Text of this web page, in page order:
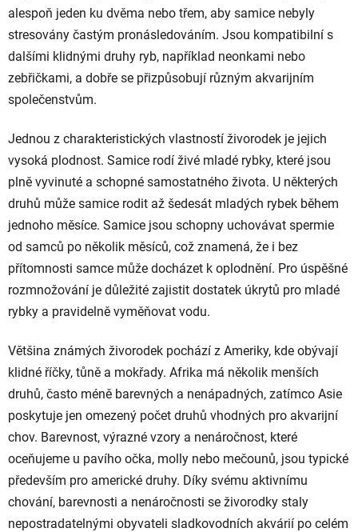
alespoň jeden ku dvěma nebo třem, aby samice nebyly
stresovány častým pronásledováním. Jsou kompatibilní s
dalšími klidnými druhy ryb, například neonkami nebo
zebřičkami, a dobře se přizpůsobují různým akvarijním
společenstvům.
Jednou z charakteristických vlastností živorodek je jejich
vysoká plodnost. Samice rodí živé mladé rybky, které jsou
plně vyvinuté a schopné samostatného života. U některých
druhů může samice rodit až šedesát mladých rybek během
jednoho měsíce. Samice jsou schopny uchovávat spermie
od samců po několik měsíců, což znamená, že i bez
přítomnosti samce může docházet k oplodnění. Pro úspěšné
rozmnožování je důležité zajistit dostatek úkrytů pro mladé
rybky a pravidelně vyměňovat vodu.
Většina známých živorodek pochází z Ameriky, kde obývají
klidné říčky, tůně a mokřady. Afrika má několik menších
druhů, často méně barevných a nenápadných, zatímco Asie
poskytuje jen omezený počet druhů vhodných pro akvarijní
chov. Barevnost, výrazné vzory a nenáročnost, které
oceňujeme u pavího očka, molly nebo mečounů, jsou typické
především pro americké druhy. Díky svému aktivnímu
chování, barevnosti a nenáročnosti se živorodky staly
nepostradatelnými obyvateli sladkovodních akvárií po celém